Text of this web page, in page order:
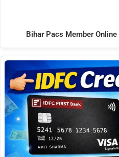
Bihar Pacs Member Online